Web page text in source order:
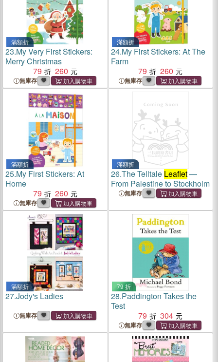
滿額折
23.My Very First Stickers:
Merry Christmas
79
260
無庫存
滿額折
24.My First Stickers: At The
Farm
79
260
無庫存
滿額折
25.My First Stickers: At
Home
79
260
無庫存
滿額折
26.The Telltale Leaflet―
From Palestine to Stockholm
無庫存
滿額折
27.Jody's Ladies
無庫存
79 折
28.Paddington Takes the
Test
79
304
無庫存